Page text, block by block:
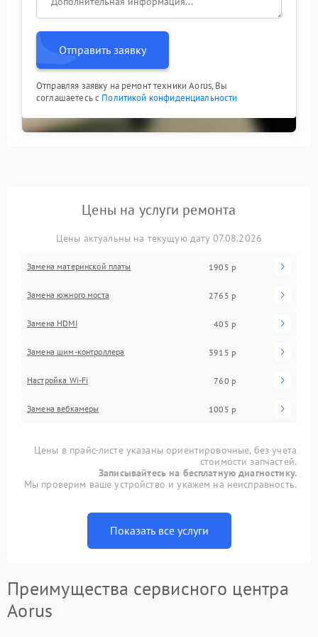
Отправить заявку
Отправляя заявку на ремонт техники Aorus, Вы
соглашаетесь с Политикой конфиденциальности
Цены на услуги ремонта
Цены актуальны на текущую дату 07.08.2026
Замена материнской платы 1905 р
Замена южного моста 2765 р
Замена HDMI 405 р
Замена шим-контроллера 3915 р
Настройка Wi-Fi 760 р
Замена вебкамеры 1005 р
Цены в прайс-листе указаны ориентировочные, без учета
стоимости запчастей.
Записывайтесь на бесплатную диагностику.
Мы проверим ваше устройство и укажем на неисправность.
Показать все услуги
Преимущества сервисного центра
Aorus